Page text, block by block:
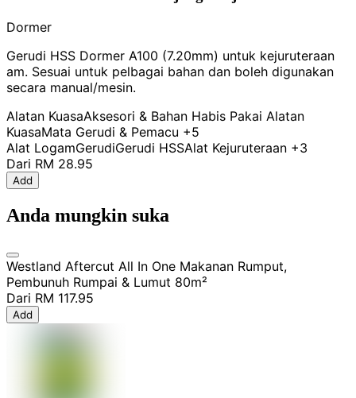
Dormer
Gerudi HSS Dormer A100 (7.20mm) untuk kejuruteraan
am. Sesuai untuk pelbagai bahan dan boleh digunakan
secara manual/mesin.
Alatan KuasaAksesori & Bahan Habis Pakai Alatan
KuasaMata Gerudi & Pemacu +5
Alat LogamGerudiGerudi HSSAlat Kejuruteraan +3
Dari RM 28.95
Add
Anda mungkin suka
Westland Aftercut All In One Makanan Rumput,
Pembunuh Rumpai & Lumut 80m²
Dari RM 117.95
Add